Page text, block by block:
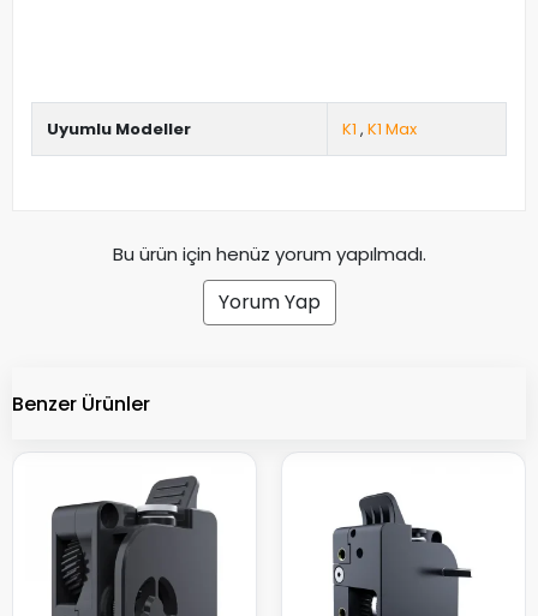
Uyumlu Modeller K1 , K1 Max
Bu ürün için henüz yorum yapılmadı.
Yorum Yap
Benzer Ürünler